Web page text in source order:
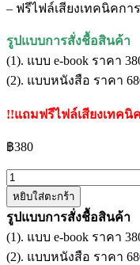
– ฟรีไฟล์เสียงเทคนิคก
รูปแบบการสั่งชื้อสินค้า
(1). แบบ e-book ราคา
(2). แบบหนังสือ ราคา
!!แถมฟรีไฟล์เสียงเทค
฿380
จำนวน
แนว
ข้อสอบ
นัก
ทรัพยากร
หยิบใส่ตะกร้า
รูปแบบการสั่งชื้อสินค้า
(1). แบบ e-book ราคา
(2). แบบหนังสือ ราคา